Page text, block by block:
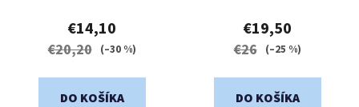
€14,10
€20,20 (–30 %)
DO KOŠÍKA
€19,50
€26 (–25 %)
DO KOŠÍKA